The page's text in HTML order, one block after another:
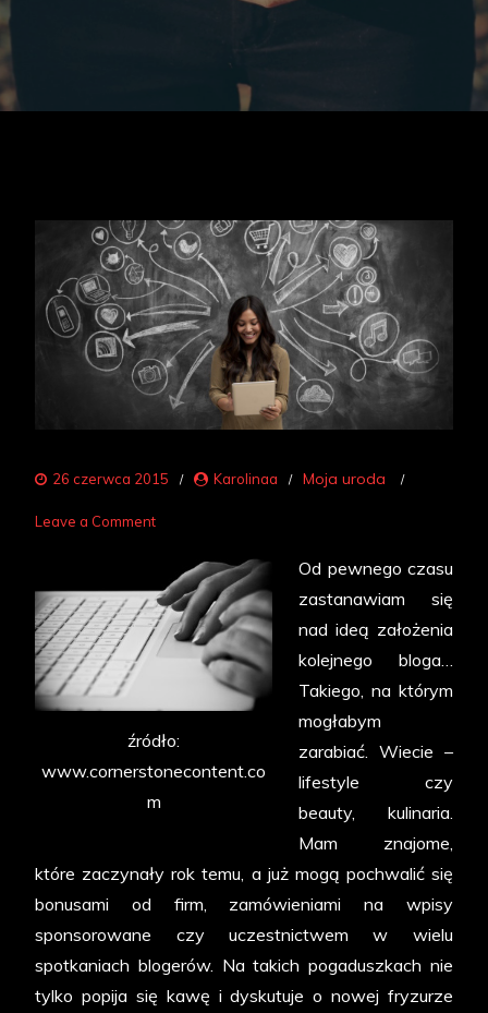
26 czerwca 2015 Karolinaa Moja uroda
Leave a Commenton
blog?
źródło:
www.cornerstonecontent.co
m
Od pewnego czasu
zastanawiam się
nad ideą założenia
kolejnego bloga…
Takiego, na którym
mogłabym
zarabiać. Wiecie –
lifestyle czy
beauty, kulinaria.
Mam znajome,
które zaczynały rok temu, a już mogą pochwalić się
bonusami od firm, zamówieniami na wpisy
sponsorowane czy uczestnictwem w wielu
spotkaniach blogerów. Na takich pogaduszkach nie
tylko popija się kawę i dyskutuje o nowej fryzurze